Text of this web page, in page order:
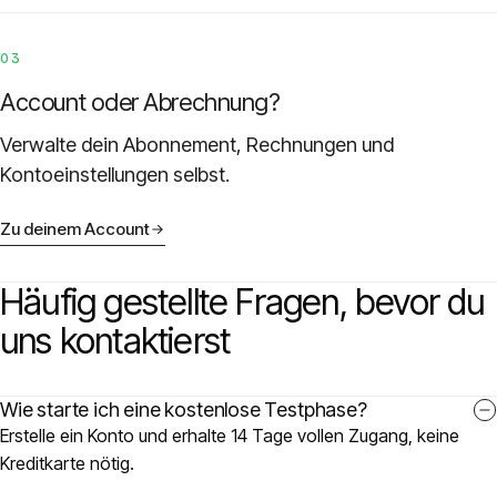
Über uns
DE
03
Account oder Abrechnung?
Verwalte dein Abonnement, Rechnungen und
Kontoeinstellungen selbst.
Zu deinem Account
Häufig gestellte Fragen, bevor du
uns kontaktierst
Wie starte ich eine kostenlose Testphase?
Erstelle ein Konto und erhalte 14 Tage vollen Zugang, keine
Kreditkarte nötig.